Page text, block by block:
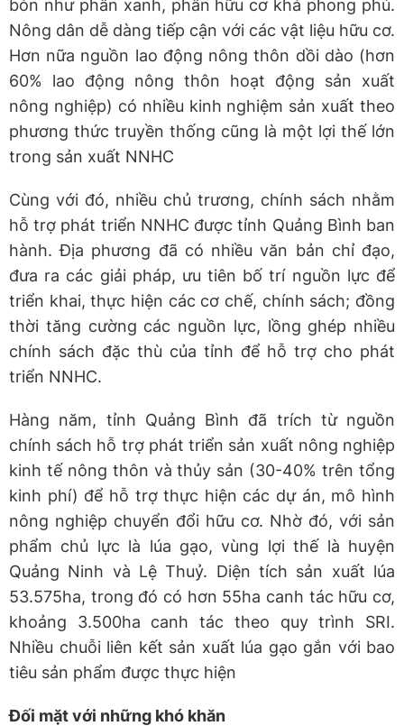
bón như phân xanh, phân hữu cơ khá phong phú.
Nông dân dễ dàng tiếp cận với các vật liệu hữu cơ.
Hơn nữa nguồn lao động nông thôn dồi dào (hơn
60% lao động nông thôn hoạt động sản xuất
nông nghiệp) có nhiều kinh nghiệm sản xuất theo
phương thức truyền thống cũng là một lợi thế lớn
trong sản xuất NNHC
Cùng với đó, nhiều chủ trương, chính sách nhằm
hỗ trợ phát triển NNHC được tỉnh Quảng Bình ban
hành. Địa phương đã có nhiều văn bản chỉ đạo,
đưa ra các giải pháp, ưu tiên bố trí nguồn lực để
triển khai, thực hiện các cơ chế, chính sách; đồng
thời tăng cường các nguồn lực, lồng ghép nhiều
chính sách đặc thù của tỉnh để hỗ trợ cho phát
triển NNHC.
Hàng năm, tỉnh Quảng Bình đã trích từ nguồn
chính sách hỗ trợ phát triển sản xuất nông nghiệp
kinh tế nông thôn và thủy sản (30-40% trên tổng
kinh phí) để hỗ trợ thực hiện các dự án, mô hình
nông nghiệp chuyển đổi hữu cơ. Nhờ đó, với sản
phẩm chủ lực là lúa gạo, vùng lợi thế là huyện
Quảng Ninh và Lệ Thuỷ. Diện tích sản xuất lúa
53.575ha, trong đó có hơn 55ha canh tác hữu cơ,
khoảng 3.500ha canh tác theo quy trình SRI.
Nhiều chuỗi liên kết sản xuất lúa gạo gắn với bao
tiêu sản phẩm được thực hiện
Đối mặt với những khó khăn